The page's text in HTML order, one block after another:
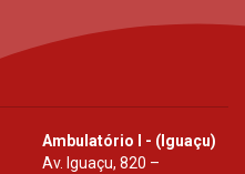
Ambulatório I - (Iguaçu)
Av. Iguaçu, 820 –